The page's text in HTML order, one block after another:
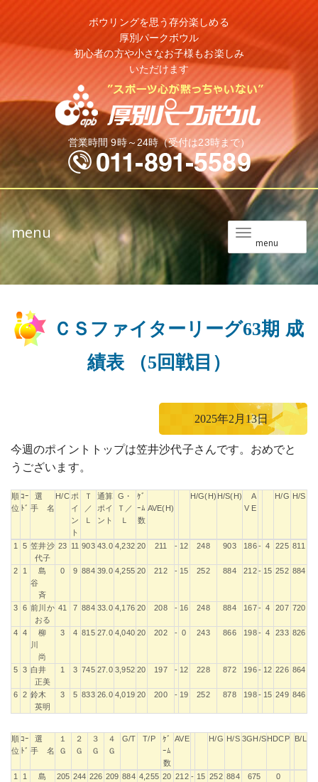
ボウリングを思う存分楽しめる
厚別パークボウル
初心者の方や小さなお子様もお楽しみ
いただけます
営業時間 9時～24時（受付は23時まで）
ニ
ュ
ー
menu
menu
ＣＳファイターリーグ63期 成
績表 （5回戦目）
2025年2月13日
今週のポイントトップは笠井沙代子さんです。おめでと
うございます。
順
位
ｺｰ
ﾄﾞ
選
手 名
H/C ポ
イ
ン
ト
Ｔ
／
Ｌ
通算
ポイ
ント
G・
Ｔ／
Ｌ
ｹﾞ
ｰﾑ
数
AVE(H)
H/G(H) H/S(H)
A
V E
H/G H/S
順
ｺｰ
選
手 名
H/C ポ
ン
Ｔ
Ｌ
通算
ント
G・
Ｌ
ｹﾞ
数
H/G(H) H/S(H)
A
H/G H/S
1 5 笠井沙
代子
23 11 903 43.0 4,232 20 211 - 12 248 903 186 - 4 225 811
2 1
島
谷
斉
0 9 884 39.0 4,255 20 212 - 15 252 884 212 - 15 252 884
3 6 前川か
おる
41 7 884 33.0 4,176 20 208 - 16 248 884 167 - 4 207 720
4 4
柳
川
尚
3 4 815 27.0 4,040 20 202 - 0 243 866 198 - 4 233 826
5 3 白井
正美
1 3 745 27.0 3,952 20 197 - 12 228 872 196 - 12 226 864
6 2 鈴木
英明
3 5 833 26.0 4,019 20 200 - 19 252 878 198 - 15 249 846
順
位
ｺｰ
ﾄﾞ
選
手 名
１
Ｇ
２
Ｇ
３
Ｇ
４
Ｇ
G/T T/P
ｹﾞ
ｰﾑ
数
AVE H/G H/S 3GH/SHDCP B/L
順
ｺｰ
選
１
２
３
４
G/T T/P
ｹﾞ AVE H/G H/S 3GH/S HDCP
1 1
島
205 244 226 209 884 4,255 20 212 - 15 252 884 675 0